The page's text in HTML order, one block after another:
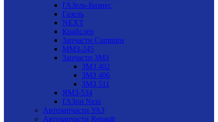
ГАЗель-Бизнес
Газель
NEXT
Крайслер
Запчасти Cummins
ММЗ-245
Запчасти ЗМЗ
ЗМЗ 402
ЗМЗ 406
ЗМЗ 511
ЯМЗ-534
ГАЗон Next
Автозапчасти УАЗ
Автозапчасти Renault